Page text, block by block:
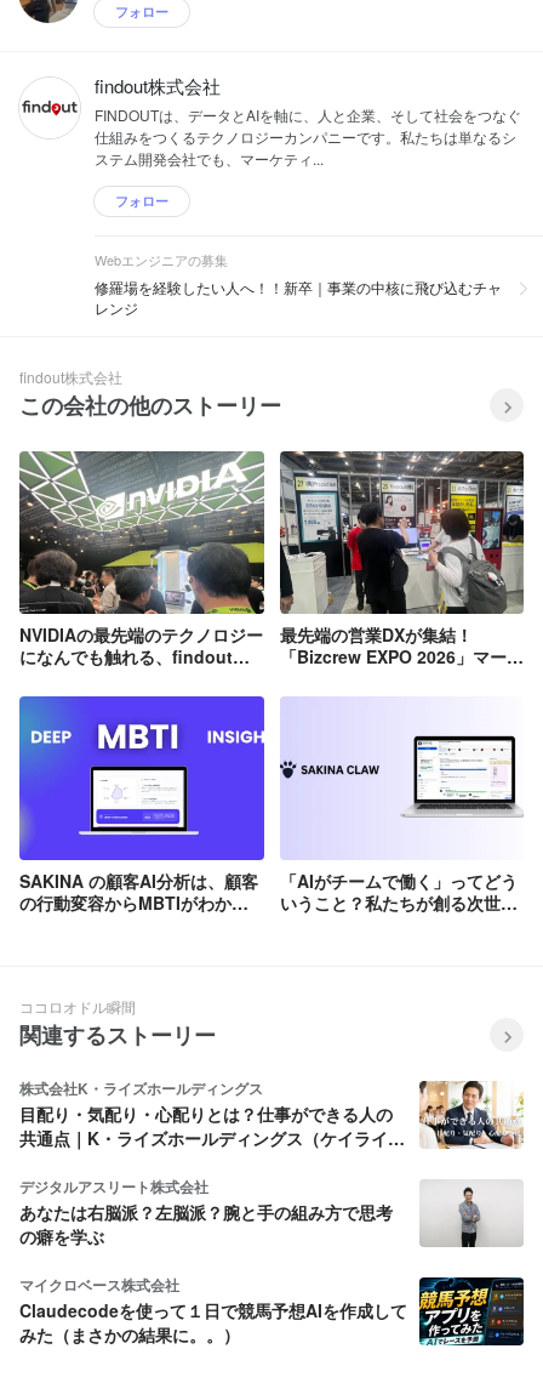
フォロー
findout株式会社
FINDOUTは、データとAIを軸に、人と企業、そして社会をつなぐ
仕組みをつくるテクノロジーカンパニーです。私たちは単なるシ
ステム開発会社でも、マーケティ...
フォロー
Webエンジニアの募集
修羅場を経験したい人へ！！新卒｜事業の中核に飛び込むチャ
レンジ
findout株式会社
この会社の他のストーリー
NVIDIAの最先端のテクノロジー
になんでも触れる、findoutカ
最先端の営業DXが集結！
「Bizcrew EXPO 2026」マーケ
出展してきました！
SAKINA の顧客AI分析は、顧客
の行動変容からMBTIがわか
「AIがチームで働く」ってどう
いうこと？私たちが創る次世代
ココロオドル瞬間
関連するストーリー
株式会社K・ライズホールディングス
目配り・気配り・心配りとは？仕事ができる人の
共通点｜K・ライズホールディングス（ケイライ
デジタルアスリート株式会社
あなたは右脳派？左脳派？腕と手の組み方で思考
の癖を学ぶ
マイクロベース株式会社
Claudecodeを使って１日で競馬予想AIを作成して
みた（まさかの結果に。。）